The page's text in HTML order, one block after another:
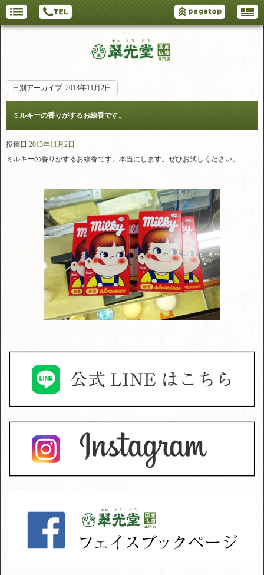
日別アーカイブ: 2013年11月2日
ミルキーの香りがするお線香です。
投稿日 2013年11月2日
ミルキーの香りがするお線香です。本当にします。ぜひお試しください。